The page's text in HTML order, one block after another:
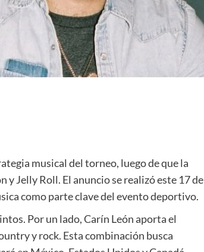
musical del torneo, luego de que la
yJelly Roll. El anuncio se realizó este 17 de
como parte clave del evento deportivo.
Por un lado, Carín León aporta el
y rock. Esta combinación busca